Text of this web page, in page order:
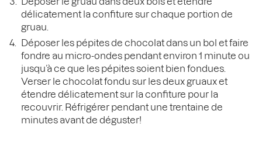
délicatement la confiture sur chaque portion de
gruau.
Déposer les pépites de chocolat dans un bol et faire
fondre au micro-ondes pendant environ 1 minute ou
jusqu’à ce que les pépites soient bien fondues.
Verser le chocolat fondu sur les deux gruaux et
étendre délicatement sur la confiture pour la
recouvrir. Réfrigérer pendant une trentaine de
minutes avant de déguster!